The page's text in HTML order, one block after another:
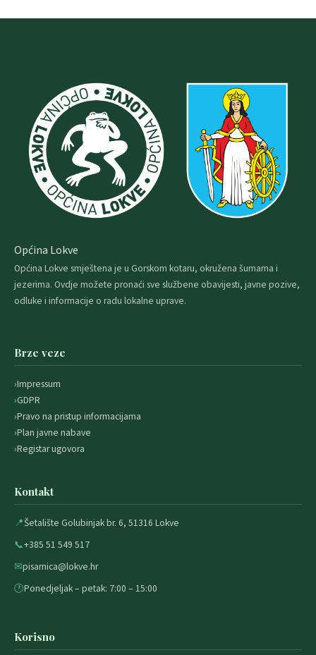
Općina Lokve
Općina Lokve smještena je u Gorskom kotaru, okružena šumama i
jezerima. Ovdje možete pronaći sve službene obavijesti, javne pozive,
odluke i informacije o radu lokalne uprave.
Brze veze
Impressum
GDPR
Pravo na pristup informacijama
Plan javne nabave
Registar ugovora
Kontakt
📍Šetalište Golubinjak br. 6, 51316 Lokve
📞+385 51 549 517
✉pisarnica@lokve.hr
🕐Ponedjeljak – petak: 7:00 – 15:00
Korisno